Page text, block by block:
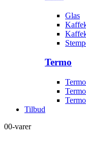
Glas
Termo
Tilbud
00-varer